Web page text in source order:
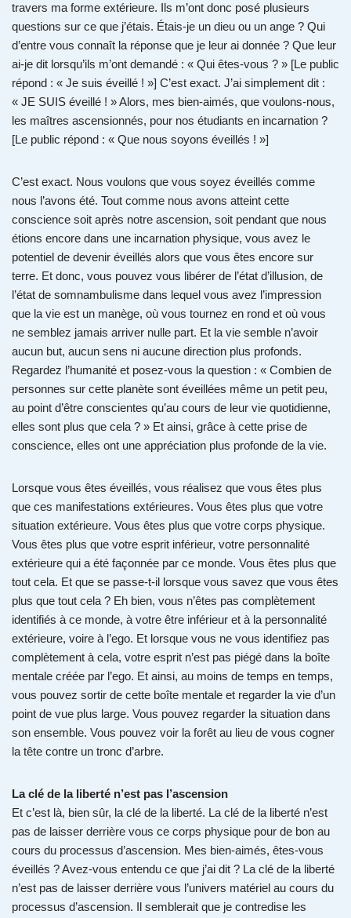
travers ma forme extérieure. Ils m’ont donc posé plusieurs
questions sur ce que j’étais. Étais-je un dieu ou un ange ? Qui
d’entre vous connaît la réponse que je leur ai donnée ? Que leur
ai-je dit lorsqu’ils m’ont demandé : « Qui êtes-vous ? » [Le public
répond : « Je suis éveillé ! »] C’est exact. J’ai simplement dit :
« JE SUIS éveillé ! » Alors, mes bien-aimés, que voulons-nous,
les maîtres ascensionnés, pour nos étudiants en incarnation ?
[Le public répond : « Que nous soyons éveillés ! »]
C’est exact. Nous voulons que vous soyez éveillés comme
nous l’avons été. Tout comme nous avons atteint cette
conscience soit après notre ascension, soit pendant que nous
étions encore dans une incarnation physique, vous avez le
potentiel de devenir éveillés alors que vous êtes encore sur
terre. Et donc, vous pouvez vous libérer de l’état d’illusion, de
l’état de somnambulisme dans lequel vous avez l’impression
que la vie est un manège, où vous tournez en rond et où vous
ne semblez jamais arriver nulle part. Et la vie semble n’avoir
aucun but, aucun sens ni aucune direction plus profonds.
Regardez l’humanité et posez-vous la question : « Combien de
personnes sur cette planète sont éveillées même un petit peu,
au point d’être conscientes qu’au cours de leur vie quotidienne,
elles sont plus que cela ? » Et ainsi, grâce à cette prise de
conscience, elles ont une appréciation plus profonde de la vie.
Lorsque vous êtes éveillés, vous réalisez que vous êtes plus
que ces manifestations extérieures. Vous êtes plus que votre
situation extérieure. Vous êtes plus que votre corps physique.
Vous êtes plus que votre esprit inférieur, votre personnalité
extérieure qui a été façonnée par ce monde. Vous êtes plus que
tout cela. Et que se passe-t-il lorsque vous savez que vous êtes
plus que tout cela ? Eh bien, vous n’êtes pas complètement
identifiés à ce monde, à votre être inférieur et à la personnalité
extérieure, voire à l’ego. Et lorsque vous ne vous identifiez pas
complètement à cela, votre esprit n’est pas piégé dans la boîte
mentale créée par l’ego. Et ainsi, au moins de temps en temps,
vous pouvez sortir de cette boîte mentale et regarder la vie d’un
point de vue plus large. Vous pouvez regarder la situation dans
son ensemble. Vous pouvez voir la forêt au lieu de vous cogner
la tête contre un tronc d’arbre.
La clé de la liberté n’est pas l’ascension
Et c’est là, bien sûr, la clé de la liberté. La clé de la liberté n’est
pas de laisser derrière vous ce corps physique pour de bon au
cours du processus d’ascension. Mes bien-aimés, êtes-vous
éveillés ? Avez-vous entendu ce que j’ai dit ? La clé de la liberté
n’est pas de laisser derrière vous l’univers matériel au cours du
processus d’ascension. Il semblerait que je contredise les